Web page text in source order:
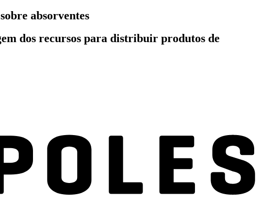
absorventes
dos recursos para distribuir produtos de